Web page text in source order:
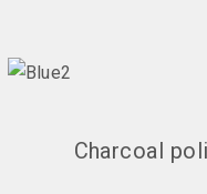
Charcoal